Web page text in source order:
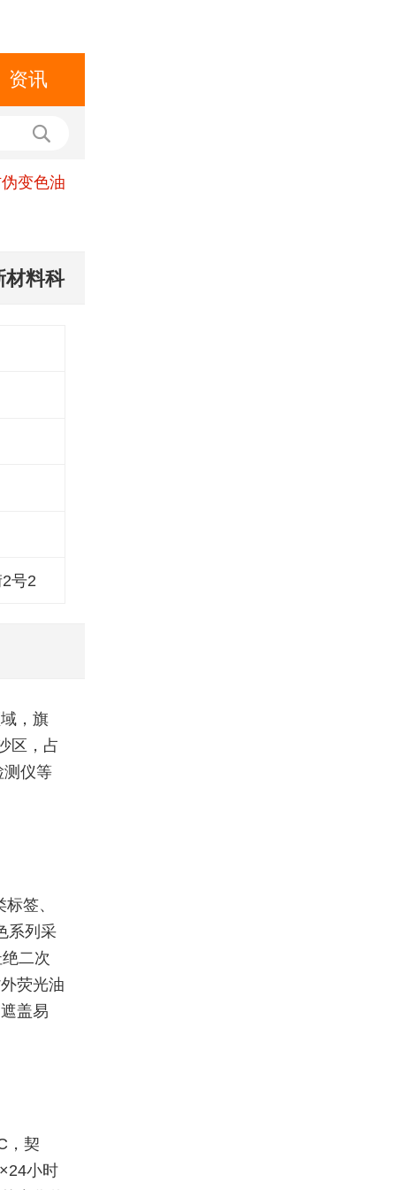
资讯
变色油
材料科
号2
，旗
区，占
测仪等
签、
系列采
二次
荧光油
盖易
，契
小时